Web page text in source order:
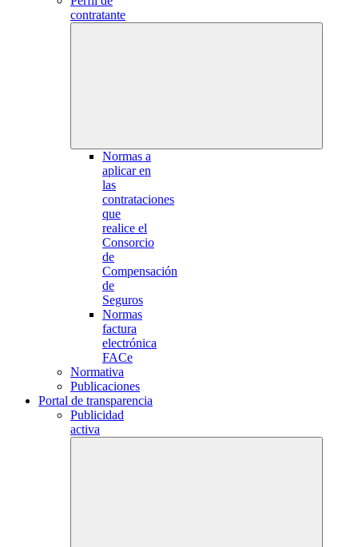
contratante
Normas a
aplicar en
las
contrataciones
que
realice el
Consorcio
de
Compensación
de
Seguros
Normas
factura
electrónica
FACe
Normativa
Publicaciones
Portal de transparencia
Publicidad
activa